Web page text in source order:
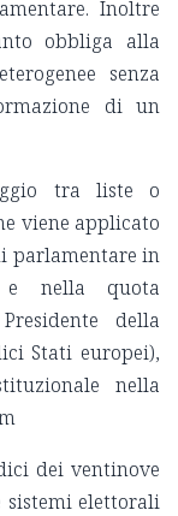
Inoltre
obbliga alla
senza
di un
tra liste o
viene applicato
parlamentare in
e nella quota
della
Stati europei),
nella
dei ventinove
elettorali